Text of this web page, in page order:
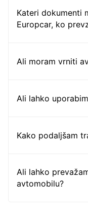
Kateri dokumenti
Europcar, ko
Ali moram vrniti
Ali lahko
Kako podaljšam
Ali lahko
avtomobilu?